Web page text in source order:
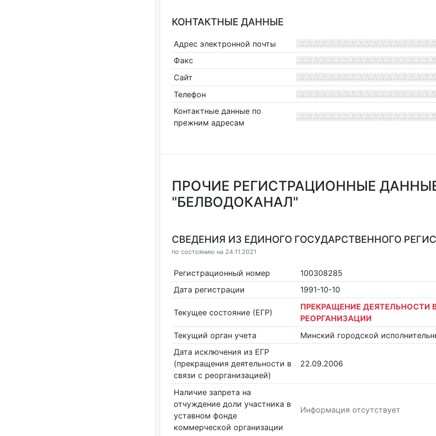
КОНТАКТНЫЕ ДАННЫЕ
Адрес электронной почты
Факс
Сайт
Телефон
Контактные данные по
прежним адресам
ПРОЧИЕ РЕГИСТРАЦИОННЫЕ
"БЕЛВОДОКАНАЛ"
СВЕДЕНИЯ ИЗ ЕДИНОГО ГОСУДАРСТВЕННОГО
по состоянию на 24.11.2021
Регистрационный номер
100308285
Дата регистрации
1991-10-10
Текущее состояние (ЕГР)
ПРЕКРАЩЕНИЕ ДЕЯТЕЛЬНОСТИ
РЕОРГАНИЗАЦИИ
Текущий орган учета
Минский городской
Дата исключения из ЕГР
(прекращения деятельности в
связи с реорганизацией)
22.09.2006
Наличие запрета на
отчуждение доли участника в
уставном фонде
коммерческой организации
Информация отсутствует